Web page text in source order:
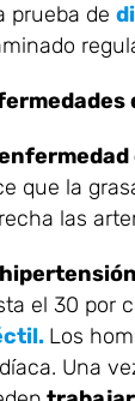
prueba de
que la
las
el 30 por
Los
Una